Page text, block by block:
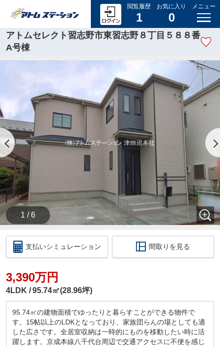
閲覧履歴
1
お気に入り
0
メニュー
アトムセレクト習志野市東習志野８丁目５８８番
A号棟
1 / 6
支払いシミュレーション 間取りを見る
3,390万円
4LDK 95.74㎡(28.96坪)
95.74㎡の建物面積でゆったりと暮らすことができる物件で
す。15帖以上のLDKとなっており、家族団らんの場としても適
した広さです。全居室収納は一時的にものを移動したい時に活
躍します。京成本線八千代台周辺で交通アクセスに不便を感じ